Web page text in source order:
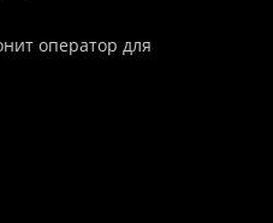
оператор для